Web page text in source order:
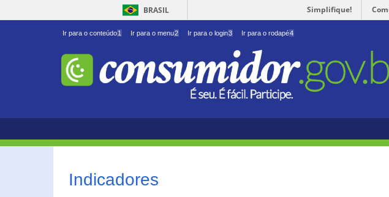
BRASIL Simplifique!
Ir para o conteúdo1 Ir para o menu2 Ir para o login3 Ir para o rodapé4
Indicadores